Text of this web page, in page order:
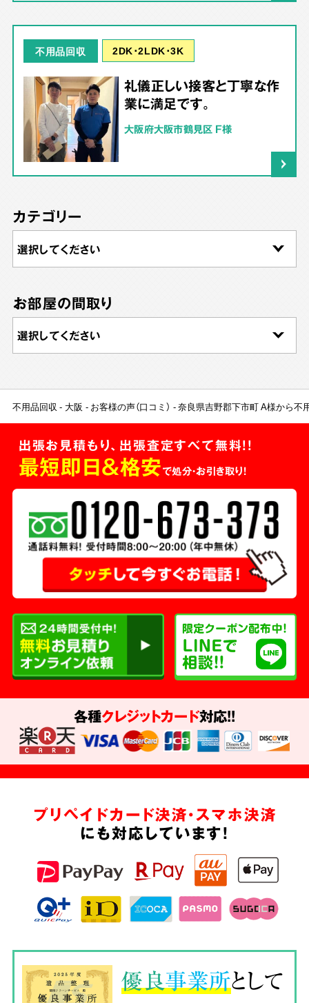
不用品回収 2DK･2LDK･3K
礼儀正しい接客と丁寧な作
業に満足です。
大阪府大阪市鶴見区 F様
カテゴリー
お部屋の間取り
不用品回収 大阪 お客様の声（口コミ） 奈良県吉野郡下市町 A様から不
出張お見積もり、出張査定すべて無料!!
最短即日＆格安で処分・お引き取り！
各種クレジットカード対応!!
プリペイドカード決済・スマホ決済
にも対応しています!
優良事業所として